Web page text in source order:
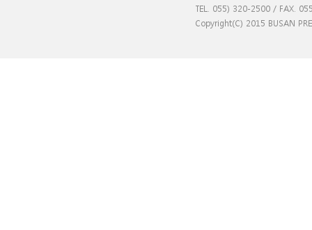
TEL. 055) 320-2500 / FAX.
Copyright(C) 2015 BUSAN